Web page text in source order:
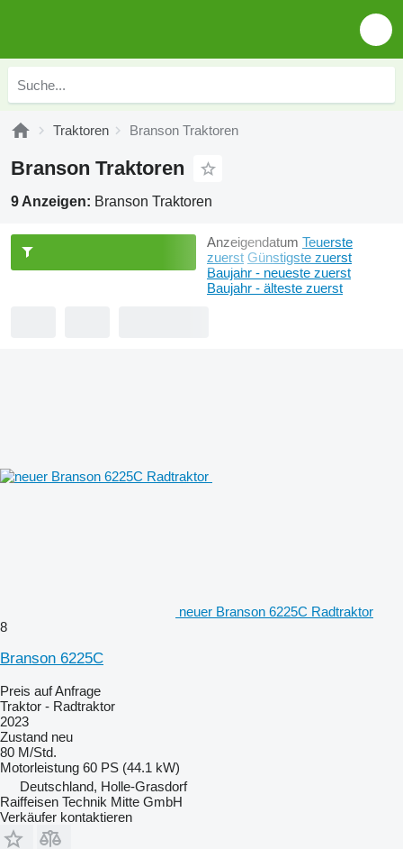
Traktoren Branson Traktoren
Branson Traktoren
9 Anzeigen: Branson Traktoren
Anzeigendatum Teuerste
zuerst Günstigste zuerst
Baujahr - neueste zuerst
Baujahr - älteste zuerst
neuer Branson 6225C Radtraktor
8
Branson 6225C
Preis auf Anfrage
Traktor - Radtraktor
2023
Zustand neu
80 M/Std.
Motorleistung 60 PS (44.1 kW)
Deutschland, Holle-Grasdorf
Raiffeisen Technik Mitte GmbH
Verkäufer kontaktieren